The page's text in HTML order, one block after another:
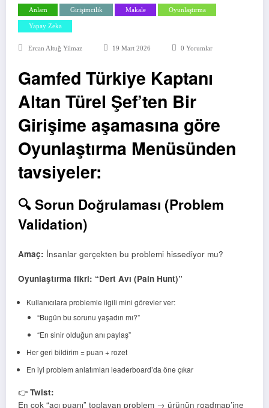
Anlam Girişimcilik Makale Oyunlaştırma
Yapay Zeka
Ercan Altuğ Yilmaz 19 Mart 2026 0 Yorumlar
Gamfed Türkiye Kaptanı
Altan Türel Şef’ten Bir
Girişime aşamasına göre
Oyunlaştırma Menüsünden
tavsiyeler:
🔍 Sorun Doğrulaması (Problem
Validation)
Amaç: İnsanlar gerçekten bu problemi hissediyor mu?
Oyunlaştırma fikri: “Dert Avı (Pain Hunt)”
Kullanıcılara problemle ilgili mini görevler ver:
“Bugün bu sorunu yaşadın mı?”
“En sinir olduğun anı paylaş”
Her geri bildirim = puan + rozet
En iyi problem anlatımları leaderboard’da öne çıkar
👉Twist:
En çok “acı puanı” toplayan problem → ürünün roadmap’ine